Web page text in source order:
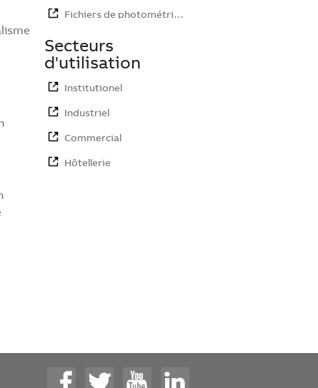
Fichiers de photométrie…
Secteurs
d'utilisation
Institutionel
Industriel
Commercial
Hôtellerie